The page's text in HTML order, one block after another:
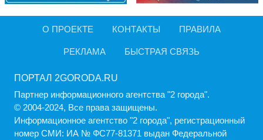
О ПРОЕКТЕ КОНТАКТЫ ПРАВИЛА
РЕКЛАМА БЫСТРАЯ СВЯЗЬ
ПОРТАЛ 2GORODA.RU
Партнер информационного агентства "2 города".
© 2004-2024, Все права защищены.
Информационное агентство "2 города", регистрационный
номер СМИ: ИА № ФС77-81371 выдан Федеральной